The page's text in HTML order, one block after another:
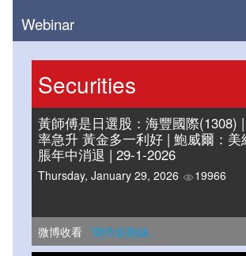
Webinar
Securities
黃師傅是日選股：海豐國際(1308)
率急升 黃金多一利好 | 鮑威爾：美
脹年中消退 | 29-1-2026
Thursday, January 29, 2026 19966
微博收看 「開市起跑線」